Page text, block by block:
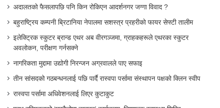
अदालतको फैसलापछि पनि किन रोकिएन आदर्शनगर जग्गा विवाद ?
बहुराष्ट्रिय कम्पनी ब्रिटानिया नेपालमा सशस्त्र प्रहरीको फायर सेफ्टी तालीम
इलेक्ट्रिक स्कुटर ब्रान्ड एथर अब वीरगञ्जमा, ग्राहकहरूले एथरका स्कुटर
अवलोकन, परीक्षण गर्नसक्ने
नागरिकता मुद्दामा उद्योगी निरन्जन अग्रवालले पाए सफाइ
तीन सांसदको गठबन्धनलाई पछि पार्दै रास्वपा पर्सामा संस्थापन पक्षको क्लिन स्वीप
रास्वपा पर्सामा अधिवेशनलाई लिएर कुटाकुट